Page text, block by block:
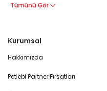
Tümünü Gör
Kurumsal
Hakkımızda
Petlebi Partner Fırsatları